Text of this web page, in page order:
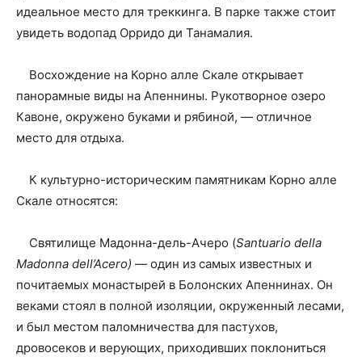
идеальное место для треккинга. В парке также стоит
увидеть водопад Орридо ди Танамалия.
Восхождение на Корно алле Скале открывает
панорамные виды на Апеннины. Рукотворное озеро
Кавоне, окружено буками и рябиной, — отличное
место для отдыха.
К культурно-историческим памятникам Корно алле
Скале относятся:
Святилище Мадонна-дель-Ачеро (Santuario della
Madonna dell’Acero) — один из самых известных и
почитаемых монастырей в Болонских Апеннинах. Он
веками стоял в полной изоляции, окруженный лесами,
и был местом паломничества для пастухов,
дровосеков и верующих, приходивших поклониться